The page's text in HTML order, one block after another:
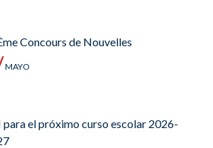
Concours de Nouvelles
MAYO
para el próximo curso escolar 2026-